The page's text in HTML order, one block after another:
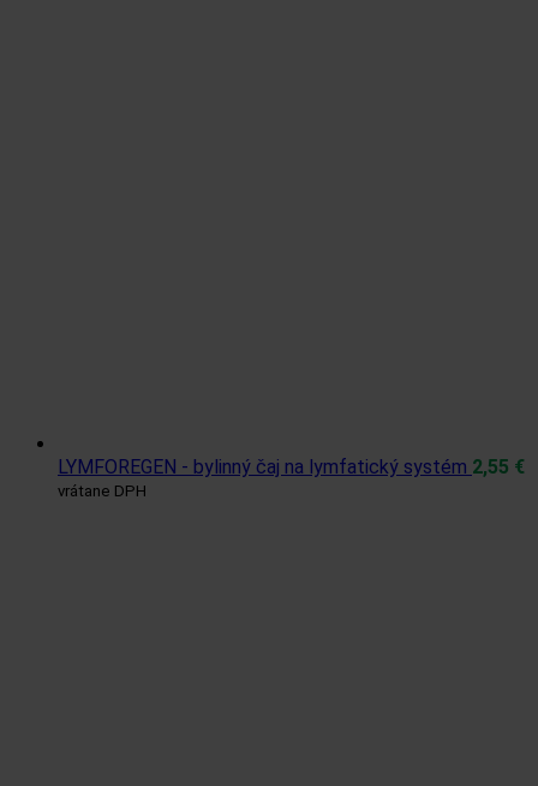
LYMFOREGEN - bylinný čaj na lymfatický systém 2,55 €
vrátane DPH